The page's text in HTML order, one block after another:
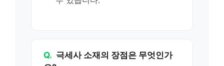
Q. 극세사 소재의 장점은 무엇인가